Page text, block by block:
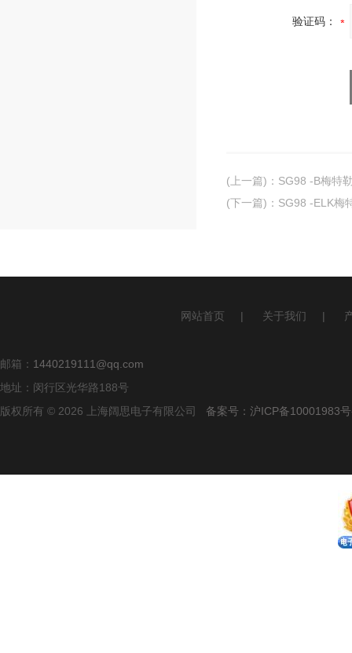
验证码：
(上一篇) ： SG98 -B梅特
(下一篇) ： SG98 -ELK梅
网站首页 | 关于我们 |
邮箱： 1440219111@qq.com
地址：闵行区光华路188号
版权所有 © 2026 上海阔思电子有限公司 备案号：沪ICP备10001983